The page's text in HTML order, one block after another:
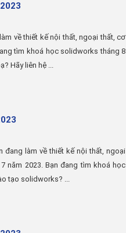
về thiết kế nội thất, ngoại thất, cơ
tìm khoá học solidworks tháng 8
Hãy liên hệ ...
đang làm về thiết kế nội thất, ngoại
năm 2023. Bạn đang tìm khoá học
tạo solidworks? ...